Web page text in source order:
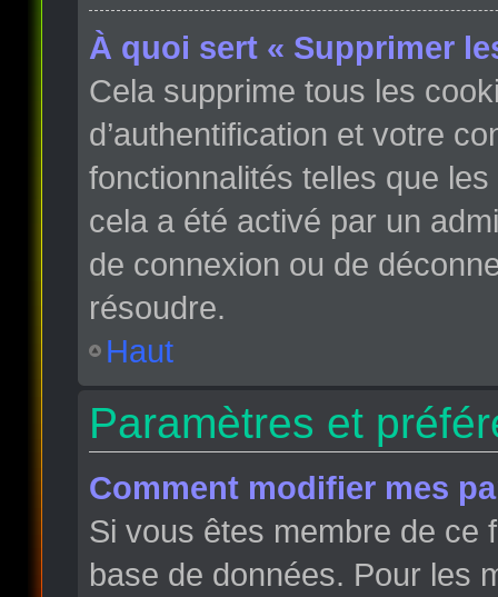
À quoi sert « Supprimer
Cela supprime tous les
d’authentification et votre
fonctionnalités telles que
cela a été activé par un
de connexion ou de
résoudre.
Haut
Paramètres et
Comment modifier mes
Si vous êtes membre de ce
base de données. Pour les